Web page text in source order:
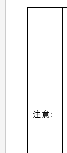
注意: